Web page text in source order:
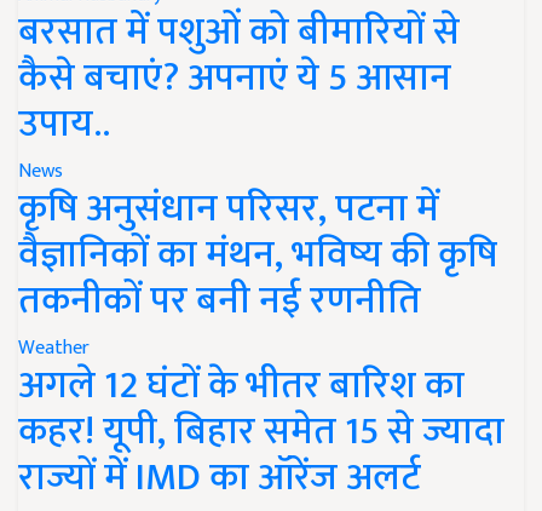
बरसात में पशुओं को बीमारियों से
कैसे बचाएं? अपनाएं ये 5 आसान
उपाय..
News
कृषि अनुसंधान परिसर, पटना में
वैज्ञानिकों का मंथन, भविष्य की कृषि
तकनीकों पर बनी नई रणनीति
Weather
अगले 12 घंटों के भीतर बारिश का
कहर! यूपी, बिहार समेत 15 से ज्यादा
राज्यों में IMD का ऑरेंज अलर्ट